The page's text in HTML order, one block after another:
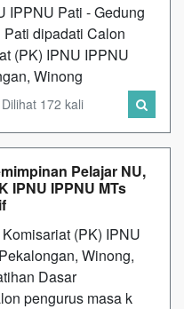
IPPNU Pati - Gedung
Pati dipadati Calon
(PK) IPNU IPPNU
Winong
172 kali
Pelajar NU,
IPNU IPPNU MTs
(PK) IPNU
Winong,
Dasar
pengurus masa k